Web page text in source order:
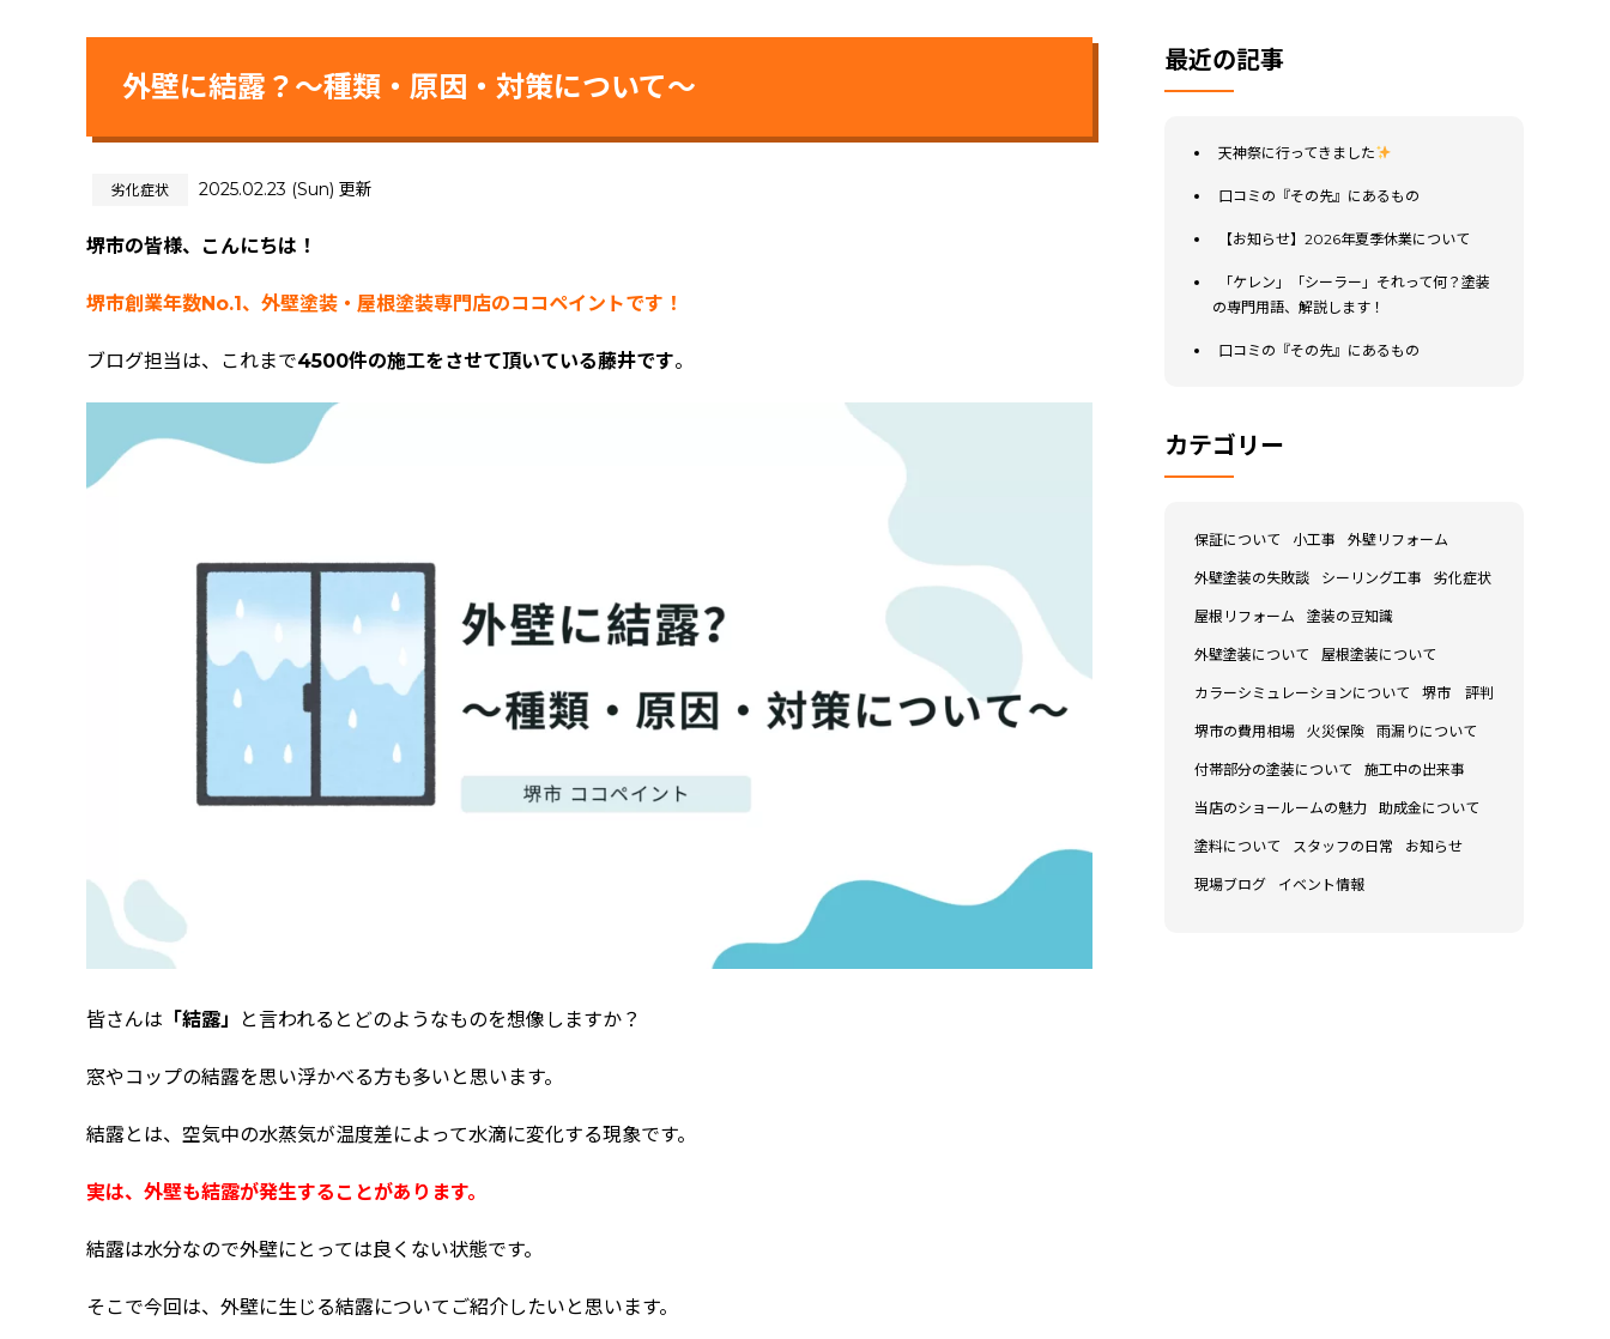
外壁に結露？～種類・原因・対策について～
劣化症状 2025.02.23 (Sun) 更新
堺市の皆様、こんにちは！
堺市創業年数No.1、外壁塗装・屋根塗装専門店のココペイントです！
ブログ担当は、これまで4500件の施工をさせて頂いている藤井です。
皆さんは 「結露」 と言われるとどのようなものを想像しますか？
窓やコップの結露を思い浮かべる方も多いと思います。
結露とは、空気中の水蒸気が温度差によって水滴に変化する現象です。
実は、外壁も結露が発生することがあります。
結露は水分なので外壁にとっては良くない状態です。
そこで今回は、外壁に生じる結露についてご紹介したいと思います。
最近の記事
天神祭に行ってきました
口コミの『その先』にあるもの
【お知らせ】2026年夏季休業について
「ケレン」「シーラー」それって何？塗装
の専門用語、解説します！
口コミの『その先』にあるもの
カテゴリー
保証について 小工事 外壁リフォーム
外壁塗装の失敗談 シーリング工事 劣化症状
屋根リフォーム 塗装の豆知識
外壁塗装について 屋根塗装について
カラーシミュレーションについて 堺市 評判
堺市の費用相場 火災保険 雨漏りについて
付帯部分の塗装について 施工中の出来事
当店のショールームの魅力 助成金について
塗料について スタッフの日常 お知らせ
現場ブログ イベント情報